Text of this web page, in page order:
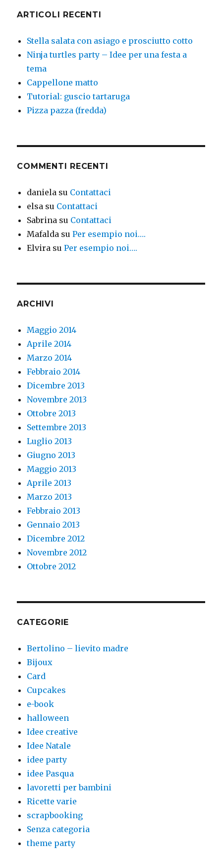
ARTICOLI RECENTI
Stella salata con asiago e prosciutto cotto
Ninja turtles party – Idee per una festa a
tema
Cappellone matto
Tutorial: guscio tartaruga
Pizza pazza (fredda)
COMMENTI RECENTI
daniela su Contattaci
elsa su Contattaci
Sabrina su Contattaci
Mafalda suPer esempio noi….
Elvira suPer esempio noi….
ARCHIVI
Maggio 2014
Aprile 2014
Marzo 2014
Febbraio 2014
Dicembre 2013
Novembre 2013
Ottobre 2013
Settembre 2013
Luglio 2013
Giugno 2013
Maggio 2013
Aprile 2013
Marzo 2013
Febbraio 2013
Gennaio 2013
Dicembre 2012
Novembre 2012
Ottobre 2012
CATEGORIE
Bertolino – lievito madre
Bijoux
Card
Cupcakes
e-book
halloween
Idee creative
Idee Natale
idee party
idee Pasqua
lavoretti per bambini
Ricette varie
scrapbooking
Senza categoria
theme party